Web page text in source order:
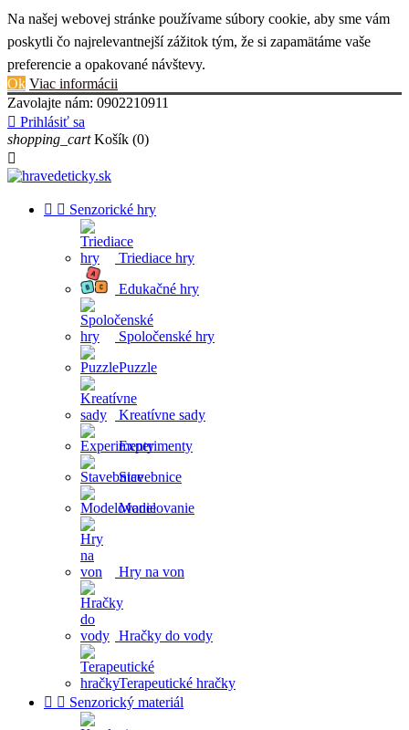
Na našej webovej stránke používame súbory cookie, aby sme vám
poskytli čo najrelevantnejší zážitok tým, že si zapamätáme vaše
preferencie a opakované návštevy.
Ok Viac informácii
Zavolajte nám: 0902210911
 Prihlásiť sa
shopping_cart Košík (0)

  Senzorické hry
Triediace hry
Edukačné hry
Spoločenské hry
Puzzle
Kreatívne sady
Experimenty
Stavebnice
Modelovanie
Hry na von
Hračky do vody
Terapeutické hračky
  Senzorický materiál